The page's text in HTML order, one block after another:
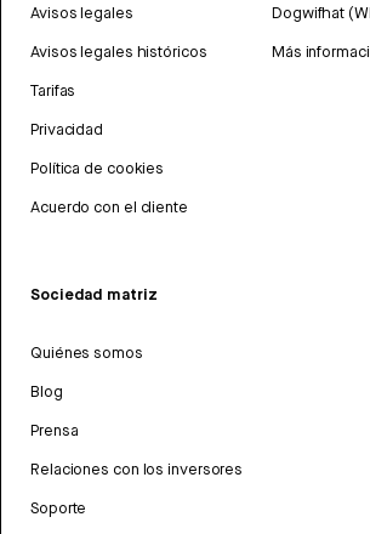
Avisos legales
Avisos legales históricos
Tarifas
Privacidad
Política de cookies
Acuerdo con el cliente
Dogwifhat
Más
Sociedad matriz
Quiénes somos
Blog
Prensa
Relaciones con los inversores
Soporte